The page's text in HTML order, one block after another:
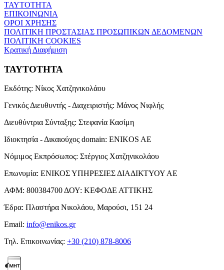
ΤΑΥΤΟΤΗΤΑ
ΕΠΙΚΟΙΝΩΝΙΑ
ΟΡΟΙ ΧΡΗΣΗΣ
ΠΟΛΙΤΙΚΗ ΠΡΟΣΤΑΣΙΑΣ ΠΡΟΣΩΠΙΚΩΝ ΔΕΔΟΜΕΝΩΝ
ΠΟΛΙΤΙΚΗ COOKIES
Κρατική Διαφήμιση
ΤΑΥΤΟΤΗΤΑ
Εκδότης: Νίκος Χατζηνικολάου
Γενικός Διευθυντής - Διαχειριστής: Μάνος Νιφλής
Διευθύντρια Σύνταξης: Στεφανία Κασίμη
Ιδιοκτησία - Δικαιούχος domain: ENIKOS AE
Νόμιμος Εκπρόσωπος: Στέργιος Χατζηνικολάου
Επωνυμία: ΕΝΙΚΟΣ ΥΠΗΡΕΣΙΕΣ ΔΙΑΔΙΚΤΥΟΥ ΑΕ
ΑΦΜ: 800384700ΔΟΥ: ΚΕΦΟΔΕ ΑΤΤΙΚΗΣ
Έδρα: Πλαστήρα Νικολάου, Μαρούσι, 151 24
Email: info@enikos.gr
Τηλ. Επικοινωνίας: +30 (210) 878-8006